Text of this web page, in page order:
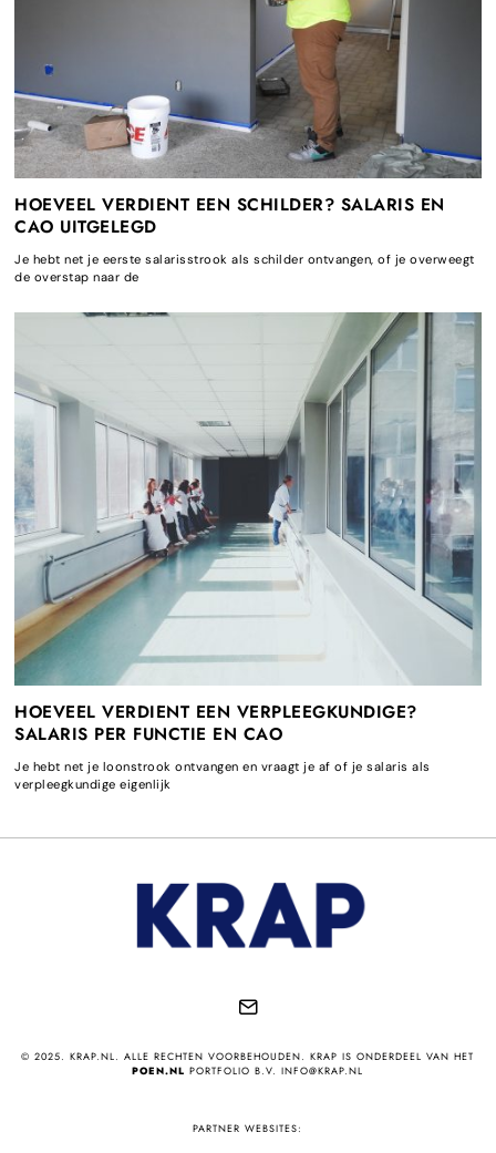
HOEVEEL VERDIENT EEN SCHILDER? SALARIS EN
CAO UITGELEGD
Je hebt net je eerste salarisstrook als schilder ontvangen, of je overweegt
de overstap naar de
HOEVEEL VERDIENT EEN VERPLEEGKUNDIGE?
SALARIS PER FUNCTIE EN CAO
Je hebt net je loonstrook ontvangen en vraagt je af of je salaris als
verpleegkundige eigenlijk
© 2025. KRAP.NL. ALLE RECHTEN VOORBEHOUDEN. KRAP IS ONDERDEEL VAN HET
POEN.NL PORTFOLIO B.V. INFO@KRAP.NL
PARTNER WEBSITES: